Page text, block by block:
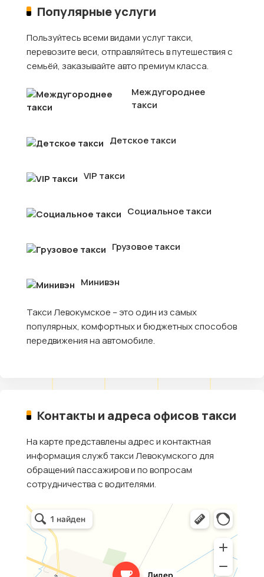
Популярные услуги
Пользуйтесь всеми видами услуг такси,
перевозите веси, отправляйтесь в путешествия с
семьёй, заказывайте авто премиум класса.
Междугороднее
такси
Детское такси
VIP такси
Социальное такси
Грузовое такси
Минивэн
Такси Левокумское – это один из самых
популярных, комфортных и бюджетных способов
передвижения на автомобиле.
Контакты и адреса офисов такси
На карте представлены адрес и контактная
информация служб такси Левокумского для
обращений пассажиров и по вопросам
сотрудничества с водителями.